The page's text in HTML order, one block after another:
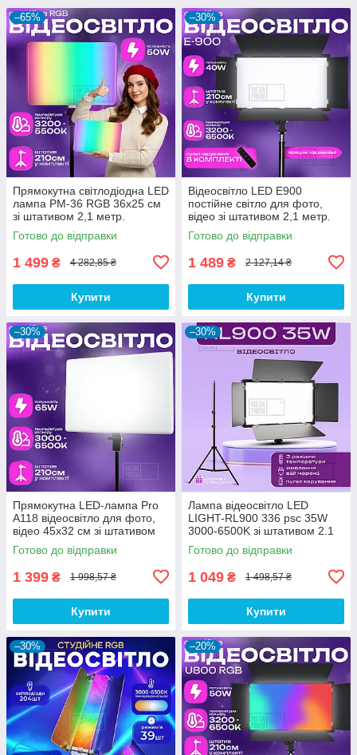
–65%
Прямокутна світлодіодна LED
лампа PM-36 RGB 36х25 см
зі штативом 2,1 метр.
Відеосвітло. Студійне світло.
Готово до відправки
1 499 ₴ 4 282,85 ₴
Купити
–30%
Відеосвітло LED E900
постійне світло для фото,
відео зі штативом 2,1 метр.
Студійне світло.
Готово до відправки
1 489 ₴ 2 127,14 ₴
Купити
–30%
Прямокутна LED-лампа Pro
A118 відеосвітло для фото,
відео 45х32 см зі штативом
2,1 метр лампа для фону
Готово до відправки
1 399 ₴ 1 998,57 ₴
Купити
–30%
Лампа відеосвітло LED
LIGHT-RL900 336 psc 35W
3000-6500K зі штативом 2.1
м. Студійне світло.
Готово до відправки
1 049 ₴ 1 498,57 ₴
Купити
–30% –20%